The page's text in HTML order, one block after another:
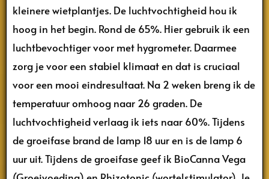
kleinere wietplantjes. De luchtvochtigheid hou ik
hoog in het begin. Rond de 65%. Hier gebruik ik een
luchtbevochtiger voor met hygrometer. Daarmee
zorg je voor een stabiel klimaat en dat is cruciaal
voor een mooi eindresultaat. Na 2 weken breng ik de
temperatuur omhoog naar 26 graden. De
luchtvochtigheid verlaag ik iets naar 60%. Tijdens
de groeifase brand de lamp 18 uur en is de lamp 6
uur uit. Tijdens de groeifase geef ik BioCanna Vega